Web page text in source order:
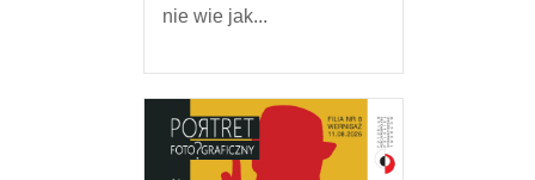
nie wie jak...